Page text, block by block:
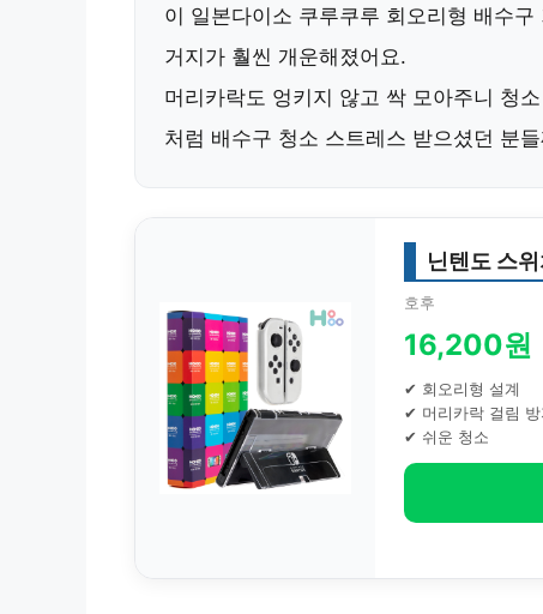
이 일본다이소 쿠루쿠루 회오리형 배수구
거지가 훨씬 개운해졌어요.
머리카락도 엉키지 않고 싹 모아주니 청
처럼 배수구 청소 스트레스 받으셨던 분
닌텐도 스
호후
16,200원
✔ 회오리형 설계
✔ 머리카락 걸림 방
✔ 쉬운 청소